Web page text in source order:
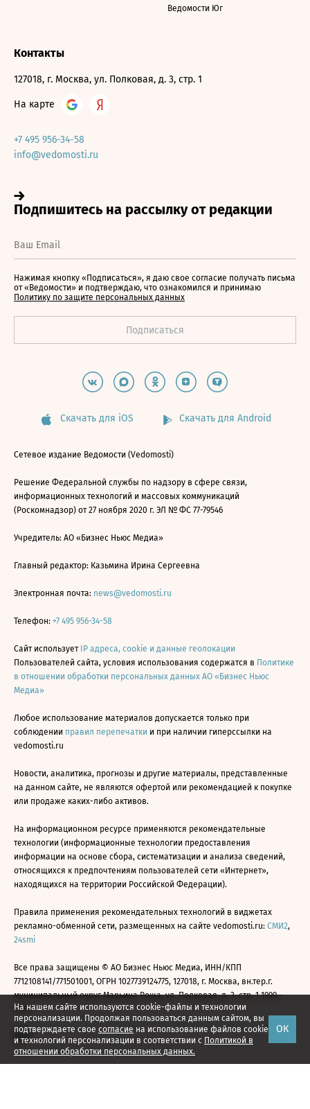
На нашем сайте используются cookie-файлы и технологии
персонализации. Продолжая пользоваться данным сайтом, вы
подтверждаете свое согласие на использование файлов cookie
и технологий персонализации в соответствии с Политикой в
отношении обработки персональных данных.
ОК
Ведомости Юг
Контакты
127018, г. Москва, ул. Полковая, д. 3, стр. 1
На карте
+7 495 956-34-58
info@vedomosti.ru
Нажимая кнопку «Подписаться», я даю свое согласие получать письма
от «Ведомости» и подтверждаю, что ознакомился и принимаю
Политику по защите персональных данных
Скачать для iOS Скачать для Android
Сетевое издание Ведомости (Vedomosti)
Решение Федеральной службы по надзору в сфере связи,
информационных технологий и массовых коммуникаций
(Роскомнадзор) от 27 ноября 2020 г. ЭЛ № ФС 77-79546
Учредитель: АО «Бизнес Ньюс Медиа»
Главный редактор: Казьмина Ирина Сергеевна
Электронная почта: news@vedomosti.ru
Телефон: +7 495 956-34-58
Сайт использует IP адреса, cookie и данные геолокации
Пользователей сайта, условия использования содержатся в Политике
в отношении обработки персональных данных АО «Бизнес Ньюс
Медиа»
Любое использование материалов допускается только при
соблюдении правил перепечатки и при наличии гиперссылки на
vedomosti.ru
Новости, аналитика, прогнозы и другие материалы, представленные
на данном сайте, не являются офертой или рекомендацией к покупке
или продаже каких-либо активов.
На информационном ресурсе применяются рекомендательные
технологии (информационные технологии предоставления
информации на основе сбора, систематизации и анализа сведений,
относящихся к предпочтениям пользователей сети «Интернет»,
находящихся на территории Российской Федерации).
Правила применения рекомендательных технологий в виджетах
рекламно-обменной сети, размещенных на сайте vedomosti.ru: СМИ2,
24smi
Все права защищены © АО Бизнес Ньюс Медиа, ИНН/КПП
7712108141/771501001, ОГРН 1027739124775, 127018, г. Москва, вн.тер.г.
муниципальный округ Марьина Роща, ул. Полковая, д. 3, стр. 1 1999—
2026